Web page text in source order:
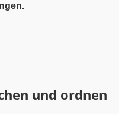
und ordnen